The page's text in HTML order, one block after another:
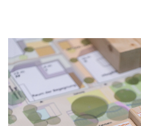
öffnet größere Variante in Lightbox